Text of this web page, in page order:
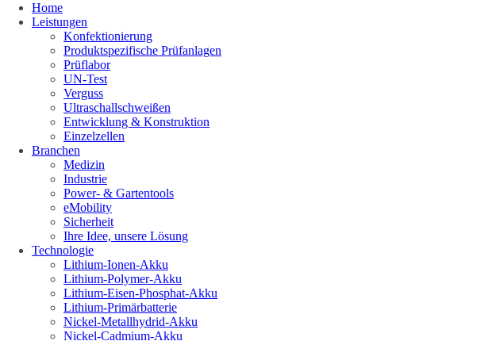
Lorem ipsum dolor sit amet, consetetur sadipscing elitr, sed diam nonumy eirmod aliquyam
... mehr erfahren
Home
Leistungen
Konfektionierung
Produktspezifische Prüfanlagen
Prüflabor
UN-Test
Verguss
Ultraschallschweißen
Entwicklung & Konstruktion
Einzelzellen
Branchen
Medizin
Industrie
Power- & Gartentools
eMobility
Sicherheit
Ihre Idee, unsere Lösung
Technologie
Lithium-Ionen-Akku
Lithium-Polymer-Akku
Lithium-Eisen-Phosphat-Akku
Lithium-Primärbatterie
Nickel-Metallhydrid-Akku
Nickel-Cadmium-Akku